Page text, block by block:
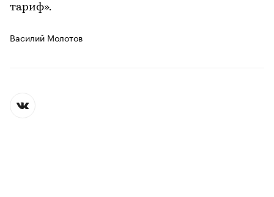
тариф».
Василий Молотов